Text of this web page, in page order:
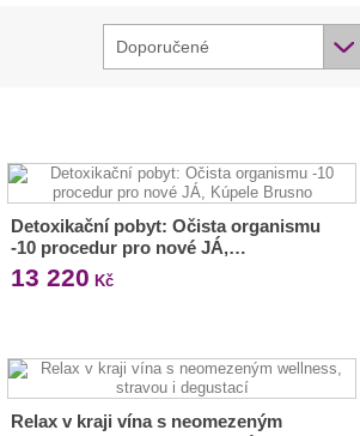
Doporučené
Detoxikační pobyt: Očista organismu
-10 procedur pro nové JÁ,…
13 220 Kč
Relax v kraji vína s neomezeným